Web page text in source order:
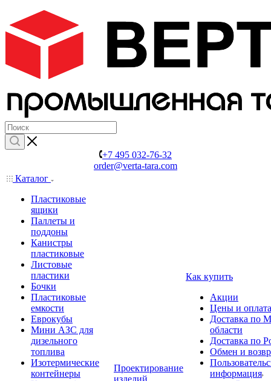
+7 495 032-76-32
order@verta-tara.com
Каталог
Пластиковые
ящики
Паллеты и
поддоны
Канистры
пластиковые
Листовые
пластики
Бочки
Пластиковые
емкости
Еврокубы
Мини АЗС для
дизельного
топлива
Изотермические
контейнеры
Проектирование
изделий
Как купить
Акции
Цены и оплата
Доставка по
области
Доставка по
Обмен и
информация